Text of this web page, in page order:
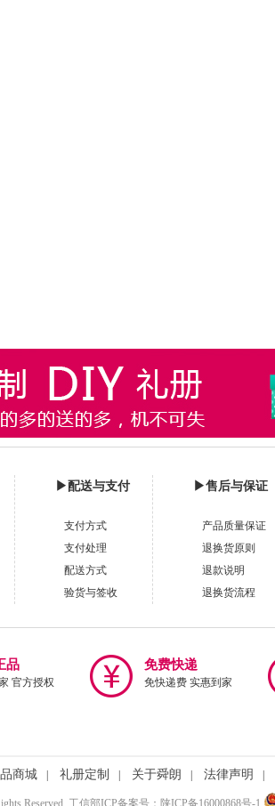
▶ 配送与支付
支付方式
支付处理
配送方式
验货与签收
▶售后与保证
产品质量保证
退换货原则
退款说明
退换货流程
品
官方授权
免费快递
免快递费 实惠到家
商城 礼册定制 关于舜朗 法律声明
Reserved. 工信部ICP备案号：陕ICP备16000868号-1